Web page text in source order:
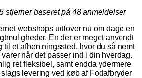
stjerner baseret på 48 anmeldelser
webshops udlover nu om dage en
En der er meget anvendt
til et afhentningssted, hvor du så nemt
når det passer ind i din hverdag.
ret fleksibel, samt endda ydermere
levering ved køb af Fodafbryder